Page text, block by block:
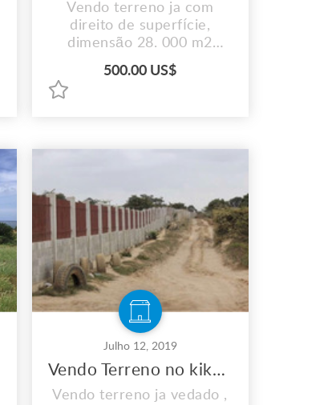
Vendo terreno ja com
direito de superfície,
dimensão 28. 000 m2
localizado no talatona.
Valor: 500 USD/ m2.
500.00 US$
Julho 12, 2019
Vendo Terreno no kikuxi
Vendo terreno ja vedado ,